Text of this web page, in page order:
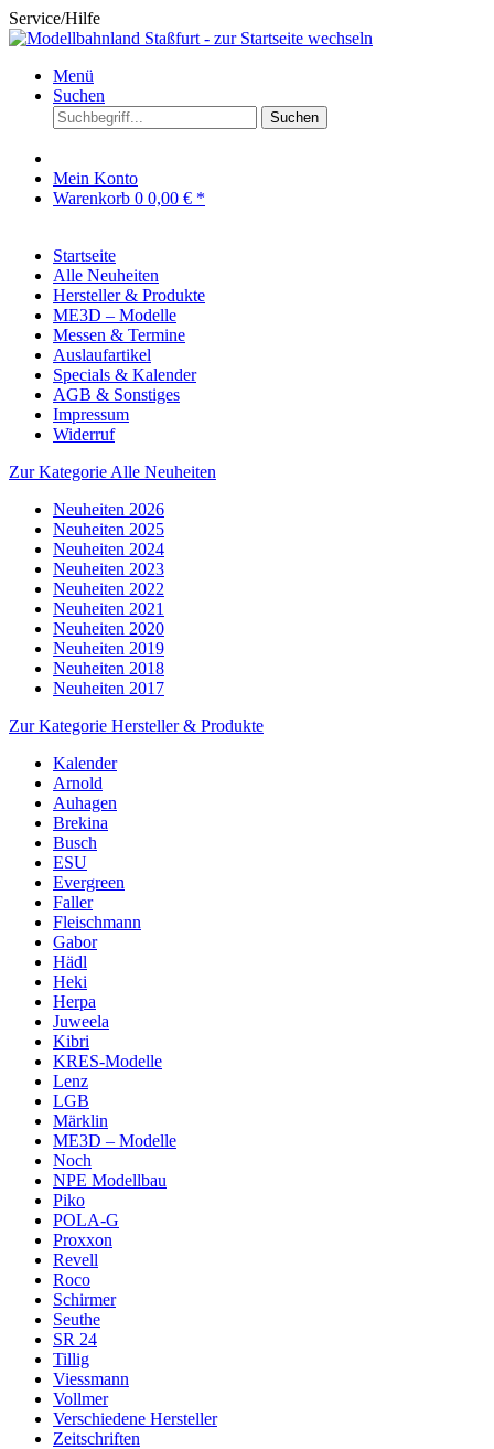
Service/Hilfe
Menü
Suchen
Suchen
Mein Konto
Warenkorb 0 0,00 € *
Startseite
Alle Neuheiten
Hersteller & Produkte
ME3D – Modelle
Messen & Termine
Auslaufartikel
Specials & Kalender
AGB & Sonstiges
Impressum
Widerruf
Zur Kategorie Alle Neuheiten
Neuheiten 2026
Neuheiten 2025
Neuheiten 2024
Neuheiten 2023
Neuheiten 2022
Neuheiten 2021
Neuheiten 2020
Neuheiten 2019
Neuheiten 2018
Neuheiten 2017
Zur Kategorie Hersteller & Produkte
Kalender
Arnold
Auhagen
Brekina
Busch
ESU
Evergreen
Faller
Fleischmann
Gabor
Hädl
Heki
Herpa
Juweela
Kibri
KRES-Modelle
Lenz
LGB
Märklin
ME3D – Modelle
Noch
NPE Modellbau
Piko
POLA-G
Proxxon
Revell
Roco
Schirmer
Seuthe
SR 24
Tillig
Viessmann
Vollmer
Verschiedene Hersteller
Zeitschriften